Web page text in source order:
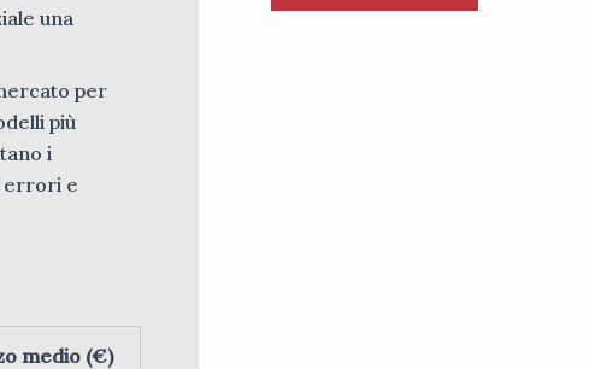
una
per
più
i
errori e
medio (€)